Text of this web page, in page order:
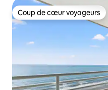
Coup de cœur voyageurs
Coup de cœur voyageurs